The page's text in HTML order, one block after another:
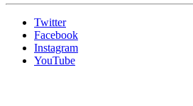
Twitter
Facebook
Instagram
YouTube